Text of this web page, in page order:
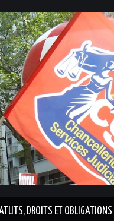
DROITS ET OBLIGATIONS